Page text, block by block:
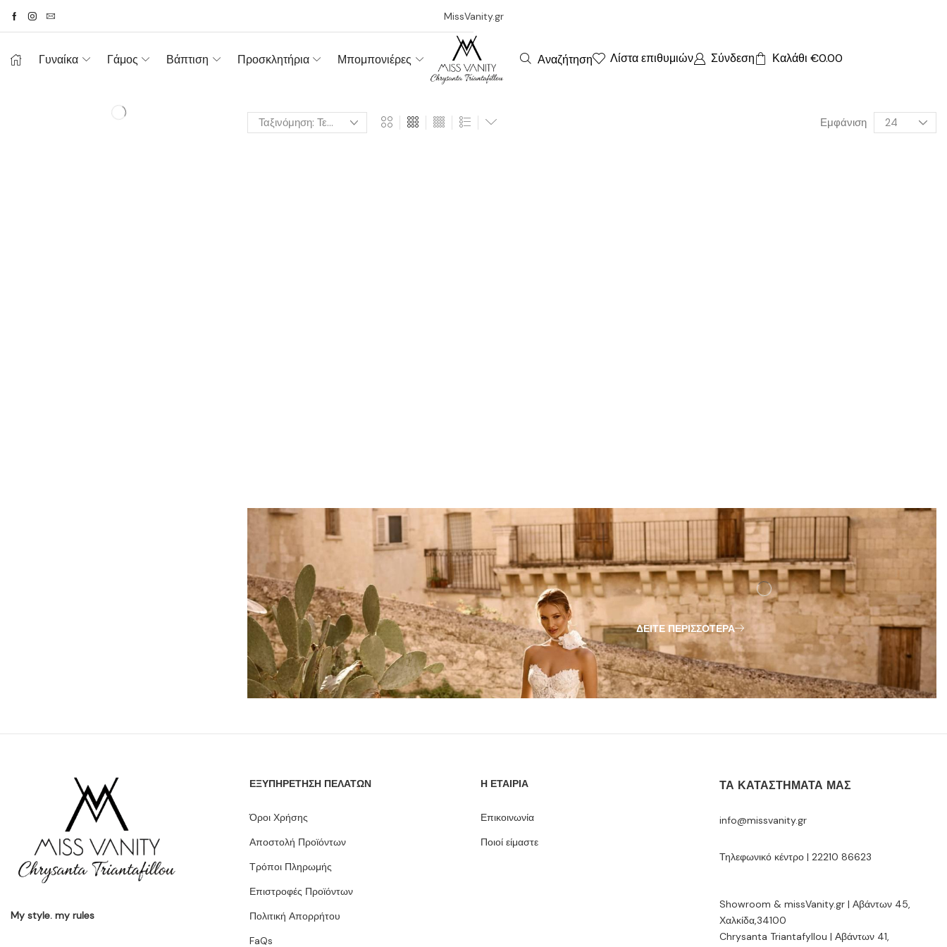
MissVanity.gr
Γυναίκα Γάμος Βάπτιση Προσκλητήρια Μπομπονιέρες Αναζήτηση Λίστα επιθυμιών Σύνδεση Καλάθι €0.00
Εμφάνιση
ΔΕΊΤΕ ΠΕΡΙΣΣΌΤΕΡΑ
My style. my rules
ΕΞΥΠΗΡΕΤΗΣΗ ΠΕΛΑΤΩΝ
Όροι Χρήσης
Αποστολή Προϊόντων
Τρόποι Πληρωμής
Επιστροφές Προϊόντων
Πολιτική Απορρήτου
FaQs
Η ΕΤΑΙΡΙΑ
Επικοινωνία
Ποιοί είμαστε
ΤΑ ΚΑΤΑΣΤΉΜΑΤΆ ΜΑΣ
info@missvanity.gr
Τηλεφωνικό κέντρο | 22210 86623
Showroom & missVanity.gr | Αβάντων 45,
Χαλκίδα,34100
Chrysanta Triantafyllou | Αβάντων 41,